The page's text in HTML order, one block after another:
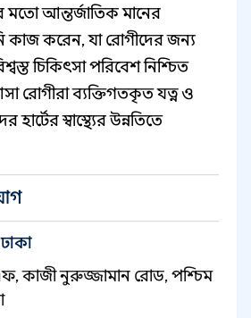
মতো আন্তর্জাতিক মানের
কাজ করেন, যা রোগীদের জন্য
চিকিৎসা পরিবেশ নিশ্চিত
রোগীরা ব্যক্তিগতকৃত যত্ন ও
হার্টের স্বাস্থ্যের উন্নতিতে
কাজী নুরুজ্জামান রোড, পশ্চিম